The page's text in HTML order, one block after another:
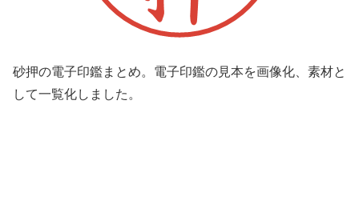
砂押の電子印鑑まとめ。電子印鑑の見本を画像化、素材と
して一覧化しました。